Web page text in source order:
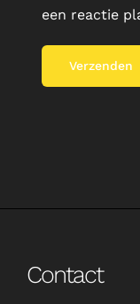
een reactie
Contact